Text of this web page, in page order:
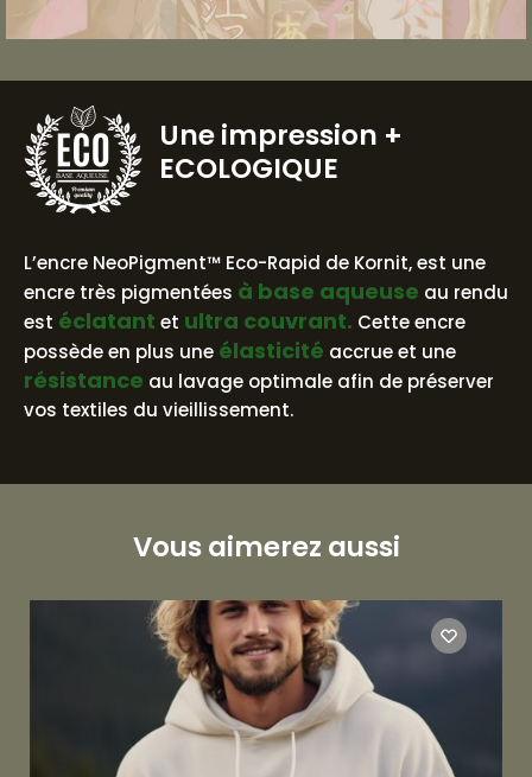
BASE AQUEUSE
Une impression +
ECOLOGIQUE
L’encre NeoPigment™ Eco-Rapid de Kornit, est une
encre très pigmentées à base aqueuse au rendu
est éclatant et ultra couvrant. Cette encre
possède en plus une élasticité accrue et une
résistance au lavage optimale afin de préserver
vos textiles du vieillissement.
Vous aimerez aussi